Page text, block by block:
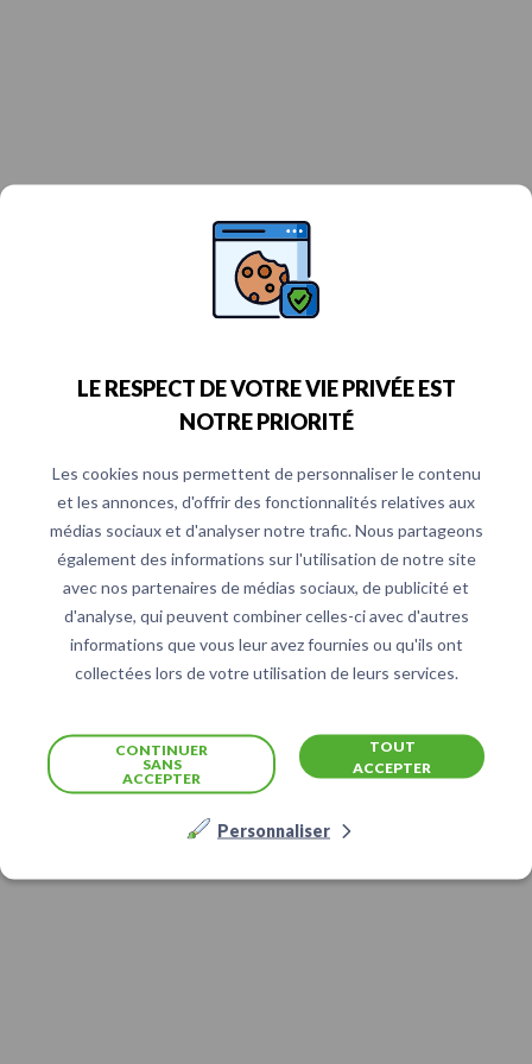
LE RESPECT DE VOTRE VIE PRIVÉE EST
NOTRE PRIORITÉ
Les cookies nous permettent de personnaliser le contenu
et les annonces, d'offrir des fonctionnalités relatives aux
médias sociaux et d'analyser notre trafic. Nous partageons
également des informations sur l'utilisation de notre site
avec nos partenaires de médias sociaux, de publicité et
d'analyse, qui peuvent combiner celles-ci avec d'autres
informations que vous leur avez fournies ou qu'ils ont
collectées lors de votre utilisation de leurs services.
TOUT
ACCEPTER
CONTINUER
SANS
ACCEPTER
Personnaliser